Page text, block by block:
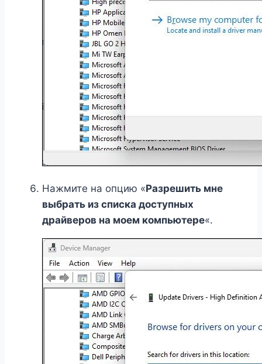
Нажмите на опцию «Разрешить мне
выбрать из списка доступных
драйверов на моем компьютере«.